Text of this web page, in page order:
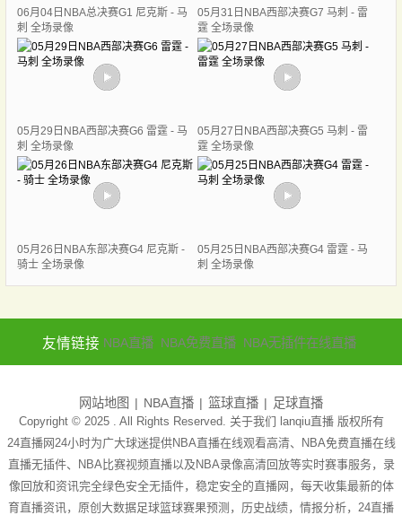
06月04日NBA总决赛G1 尼克斯 - 马
刺 全场录像
05月31日NBA西部决赛G7 马刺 - 雷
霆 全场录像
05月29日NBA西部决赛G6 雷霆 - 马
刺 全场录像
05月27日NBA西部决赛G5 马刺 - 雷
霆 全场录像
05月26日NBA东部决赛G4 尼克斯 -
骑士 全场录像
05月25日NBA西部决赛G4 雷霆 - 马
刺 全场录像
友情链接 NBA直播 NBA免费直播 NBA无插件在线直播
网站地图 NBA直播 篮球直播 足球直播
Copyright © 2025 . All Rights Reserved. 关于我们 lanqiu直播版权所有
24直播网24小时为广大球迷提供NBA直播在线观看高清、NBA免费直播在线
直播无插件、NBA比赛视频直播以及NBA录像高清回放等实时赛事服务，录
像回放和资讯完全绿色安全无插件，稳定安全的直播网，每天收集最新的体
育直播资讯，原创大数据足球篮球赛果预测，历史战绩，情报分析，24直播